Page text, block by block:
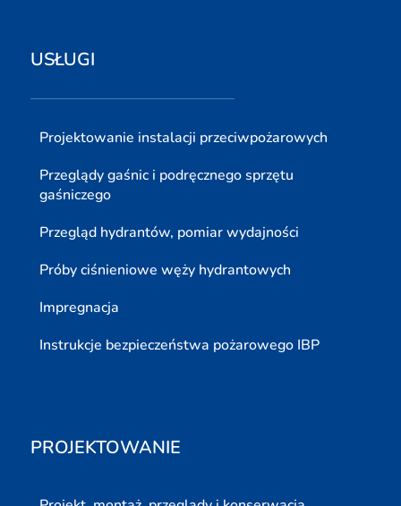
USŁUGI
Projektowanie instalacji przeciwpożarowych
Przeglądy gaśnic i podręcznego sprzętu
gaśniczego
Przegląd hydrantów, pomiar wydajności
Próby ciśnieniowe węży hydrantowych
Impregnacja
Instrukcje bezpieczeństwa pożarowego IBP
PROJEKTOWANIE